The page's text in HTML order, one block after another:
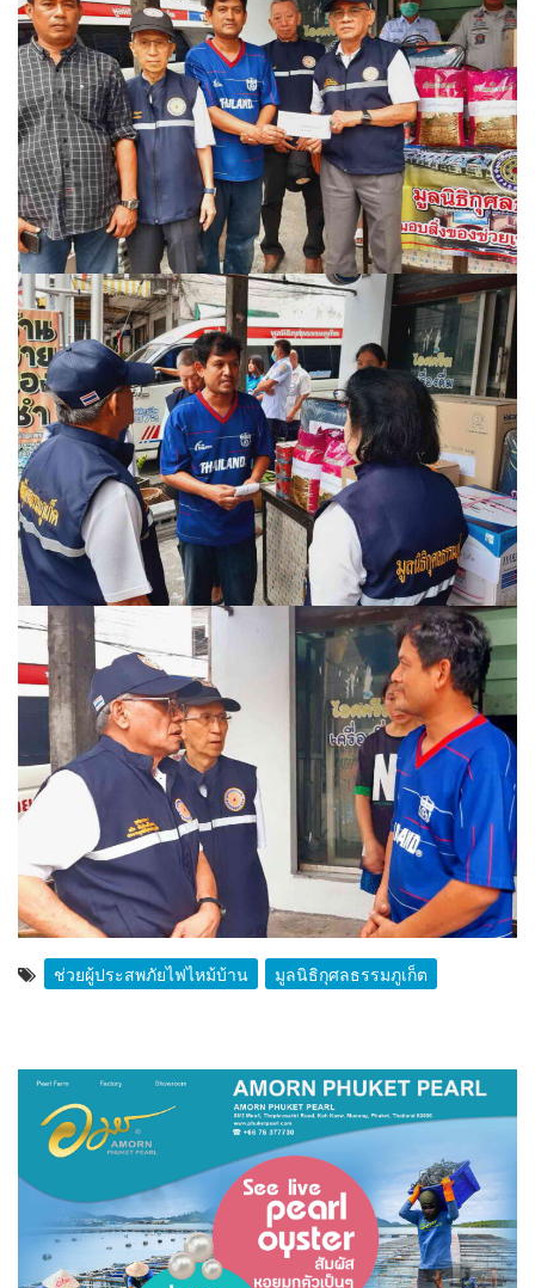
ช่วยผู้ประสพภัยไฟไหม้บ้าน มูลนิธิกุศลธรรมภูเก็ต